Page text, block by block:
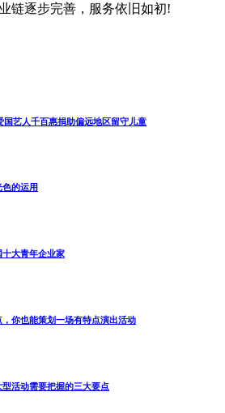
链逐步完善，服务依旧如初!
艺人千百惠捐助偏远地区留守儿童
色的运用
大青年企业家
，你也能策划一场有特点演出活动
型活动需要把握的三大要点